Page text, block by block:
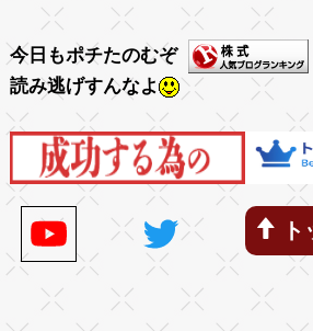
今日もポチたのむぞ
読み逃げすんなよ
ト